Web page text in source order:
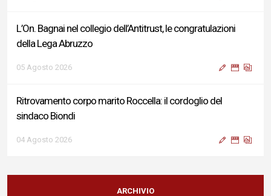
L’On. Bagnai nel collegio dell’Antitrust, le congratulazioni
della Lega Abruzzo
05 Agosto 2026
Ritrovamento corpo marito Roccella: il cordoglio del
sindaco Biondi
04 Agosto 2026
Reddito di Cittadinanza, Testa (FdI): Presentata interpellanza
su criticità persistenti ed effetti sulle politiche di sviluppo del
ARCHIVIO